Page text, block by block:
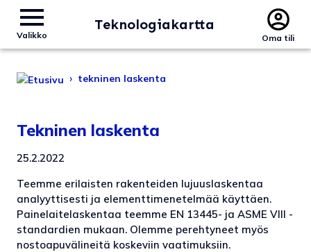
Valikko
Teknologiakartta
Oma tili
› tekninen laskenta
Tekninen laskenta
25.2.2022
Teemme erilaisten rakenteiden lujuuslaskentaa
analyyttisesti ja elementti­menetelmää käyttäen.
Painelaite­laskentaa teemme EN 13445- ja ASME VIII -
standardien mukaan. Olemme perehtyneet myös
nostoapuvälineitä koskeviin vaatimuksiin.